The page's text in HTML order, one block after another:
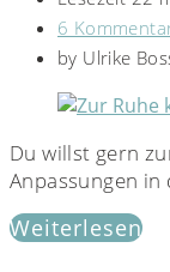
6
by Ulrike
Du willst gern
Anpassungen
Weiterlesen